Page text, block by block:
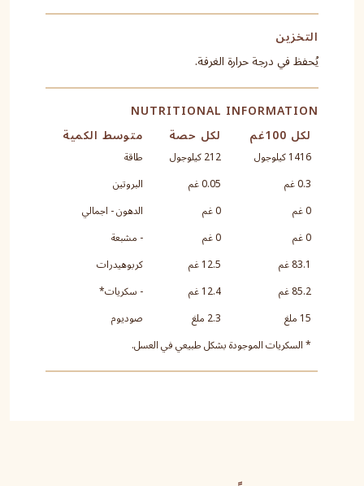
التخزين
يُحفظ في درجة حرارة الغرفة.
NUTRITIONAL INFORMATION
متوسط الكمية
لكل حصة لكل 100غم
طاقة 212 كيلوجول
1416 كيلوجول
البروتين
0.05 غم
0.3 غم
الدهون - اجمالي
0 غم
0 غم
- مشبعة
0 غم
0 غم
كربوهيدرات
12.5 غم
83.1 غم
- سكريات*
12.4 غم
85.2 غم
صوديوم
2.3 ملغ
15 ملغ
* السكريات الموجودة بشكل طبيعي في العسل.